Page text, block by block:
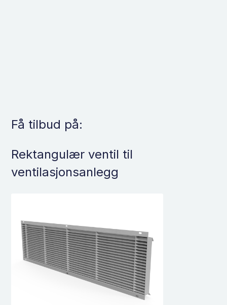
Få tilbud på:
Rektangulær ventil til
ventilasjonsanlegg